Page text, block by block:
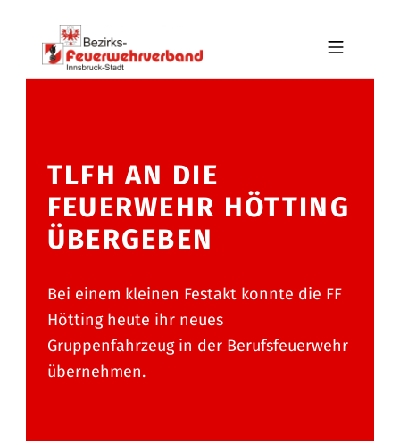
Skip to main navigation
Skip to main content
Skip to footer
BFV INNSBRUCK-STADT
TLFH AN DIE
FEUERWEHR HÖTTING
ÜBERGEBEN
Bei einem kleinen Festakt konnte die FF
Hötting heute ihr neues
Gruppenfahrzeug in der Berufsfeuerwehr
übernehmen.